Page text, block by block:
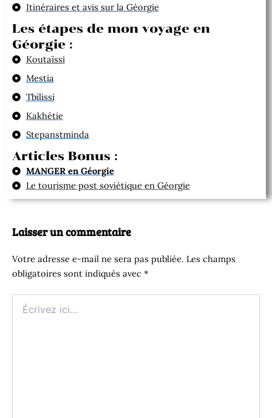
Itinéraires et avis sur la Géorgie
Les étapes de mon voyage en
Géorgie :
Koutaïssi
Mestia
Tbilissi
Kakhétie
Stepanstminda
Articles Bonus :
MANGER en Géorgie
Le tourisme post soviétique en Géorgie
Laisser un commentaire
Votre adresse e-mail ne sera pas publiée. Les champs
obligatoires sont indiqués avec *
ici…